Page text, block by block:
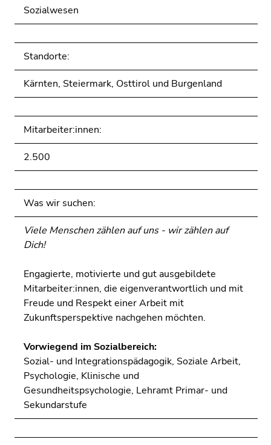
Sozialwesen
Standorte:
Kärnten, Steiermark, Osttirol und Burgenland
Mitarbeiter:innen:
2.500
Was wir suchen:
Viele Menschen zählen auf uns - wir zählen auf
Dich!
Engagierte, motivierte und gut ausgebildete
Mitarbeiter:innen, die eigenverantwortlich und mit
Freude und Respekt einer Arbeit mit
Zukunftsperspektive nachgehen möchten.
Vorwiegend im Sozialbereich:
Sozial- und Integrationspädagogik, Soziale Arbeit,
Psychologie, Klinische und
Gesundheitspsychologie, Lehramt Primar- und
Sekundarstufe